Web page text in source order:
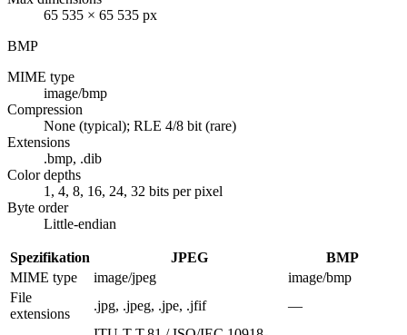
65 535 × 65 535 px
BMP
MIME type
image/bmp
Compression
None (typical); RLE 4/8 bit (rare)
Extensions
.bmp, .dib
Color depths
1, 4, 8, 16, 24, 32 bits per pixel
Byte order
Little-endian
Spezifikation JPEG
BMP
MIME type
image/jpeg
image/bmp
File
extensions
.jpg, .jpeg, .jpe, .jfif —